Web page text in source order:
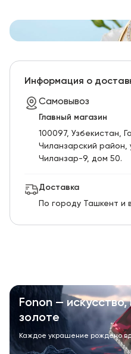
Информация о
Самовывоз
Главный магазин
100097, Узбекистан,
Чиланзарский pайон,
Чиланзар-9, дом 50.
Доставка
По городу Ташкент и
Fonon —
золоте
Каждое украшение рождено